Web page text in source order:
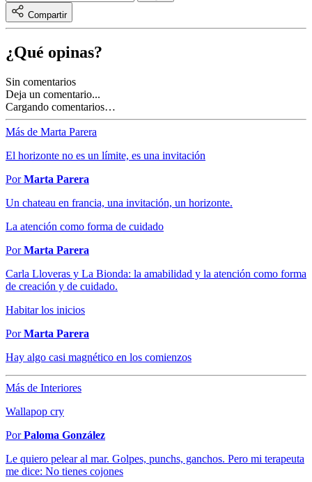
Compartir
¿Qué opinas?
Sin comentarios
Deja un comentario...
Cargando comentarios…
Más de Marta Parera
El horizonte no es un límite, es una invitación
PorMarta Parera
Un chateau en francia, una invitación, un horizonte.
La atención como forma de cuidado
PorMarta Parera
Carla Lloveras y La Bionda: la amabilidad y la atención como forma
de creación y de cuidado.
Habitar los inicios
PorMarta Parera
Hay algo casi magnético en los comienzos
Más de Interiores
Wallapop cry
PorPaloma González
Le quiero pelear al mar. Golpes, punchs, ganchos. Pero mi terapeuta
me dice: No tienes cojones